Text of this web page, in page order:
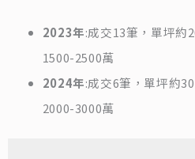
2023年:成交13筆，單坪約
1500-2500萬
2024年:成交6筆，單坪約
2000-3000萬